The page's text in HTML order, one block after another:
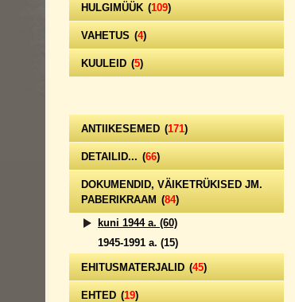
HULGIMÜÜK (109)
VAHETUS (4)
KUULEID (5)
ANTIIKESEMED (171)
DETAILID... (66)
DOKUMENDID, VÄIKETRÜKISED JM.
PABERIKRAAM (84)
kuni 1944 a. (60)
1945-1991 a. (15)
EHITUSMATERJALID (45)
EHTED (19)